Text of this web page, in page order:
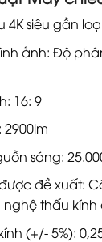
4K siêu gần
ảnh: Độ
16: 9
sáng:
đề xuất:
nghệ thấu
(+/- 5%):